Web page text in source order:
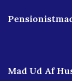
Mad Ud Af